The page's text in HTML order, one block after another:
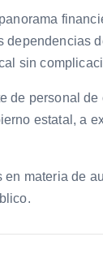
dependencias
sin
de personal
estatal, a
materia de